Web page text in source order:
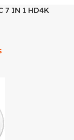
7 IN 1 HD4K